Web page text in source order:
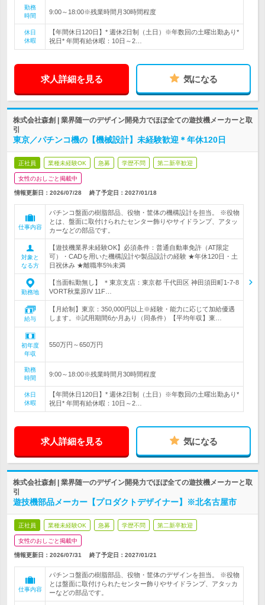
勤務
時間
9:00～18:00※残業時間月30時間程度
休日
休暇
【年間休日120日】* 週休2日制（土日）※年数回の土曜出勤あり*
祝日* 年間有給休暇：10日～2…
求人詳細を見る 気になる
株式会社森創 | 業界随一のデザイン開発力でほぼ全ての遊技機メーカーと取
引
東京／パチンコ機の【機械設計】未経験歓迎＊年休120日
正社員 業種未経験OK 急募 学歴不問 第二新卒歓迎
女性のおしごと掲載中
情報更新日：2026/07/28 終了予定日： 2027/01/18
仕事内容
パチンコ盤面の樹脂部品、役物・筐体の機構設計を担当。 ※役物
とは、盤面に取付けられたセンター飾りやサイドランプ、アタッ
カーなどの部品です。
対象と
なる方
【遊技機業界未経験OK】必須条件：普通自動車免許（AT限定
可）・CADを用いた機構設計や製品設計の経験 ★年休120日・土
日祝休み ★離職率5%未満
勤務地
【当面転勤無し】 ＊東京支店：東京都 千代田区 神田須田町1-7-8
VORT秋葉原IV 11F…
給与
【月給制】東京：350,000円以上※経験・能力に応じて加給優遇
します。※試用期間6か月あり（同条件）【平均年収】東…
初年度
年収
550万円～650万円
勤務
時間
9:00～18:00※残業時間月30時間程度
休日
休暇
【年間休日120日】* 週休2日制（土日）※年数回の土曜出勤あり*
祝日* 年間有給休暇：10日～2…
求人詳細を見る 気になる
株式会社森創 | 業界随一のデザイン開発力でほぼ全ての遊技機メーカーと取
引
遊技機部品メーカー【プロダクトデザイナー】※北名古屋市
正社員 業種未経験OK 急募 学歴不問 第二新卒歓迎
女性のおしごと掲載中
情報更新日：2026/07/31 終了予定日： 2027/01/21
仕事内容
パチンコ盤面の樹脂部品、役物・筐体のデザインを担当。 ※役物
とは盤面に取付けられたセンター飾りやサイドランプ、アタッカ
ーなどの部品です。